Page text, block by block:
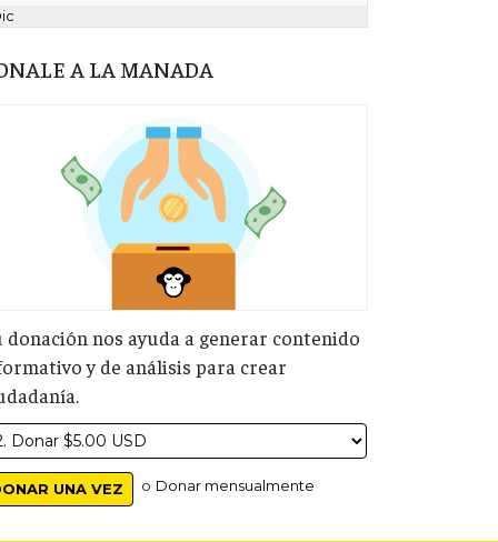
A LA MANADA
donación nos ayuda a generar contenido
y de análisis para crear
o Donar mensualmente